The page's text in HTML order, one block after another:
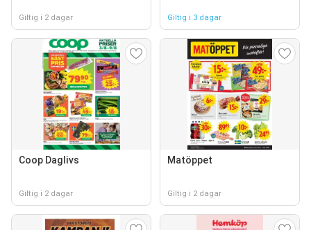
Giltig i 2 dagar Giltig i 3 dagar
Coop Daglivs
Giltig i 2 dagar
Matöppet
Giltig i 2 dagar